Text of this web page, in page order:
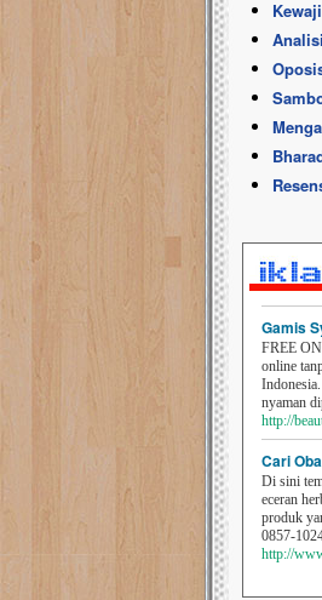
Gamis
FREE
online
nyaman
http://
Cari
Di sini
eceran
produk
0857-
http://